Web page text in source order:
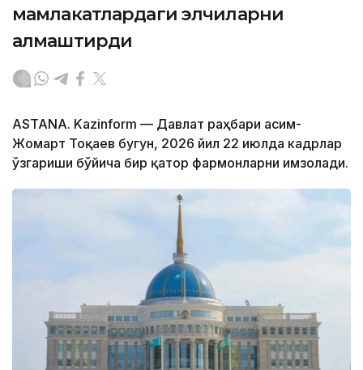
мамлакатлардаги элчиларни
алмаштирди
ASTANA. Kazinform — Давлат раҳбари Қасим-
Жомарт Тоқаев бугун, 2026 йил 22 июлда кадрлар
ўзгариши бўйича бир қатор фармонларни имзолади.